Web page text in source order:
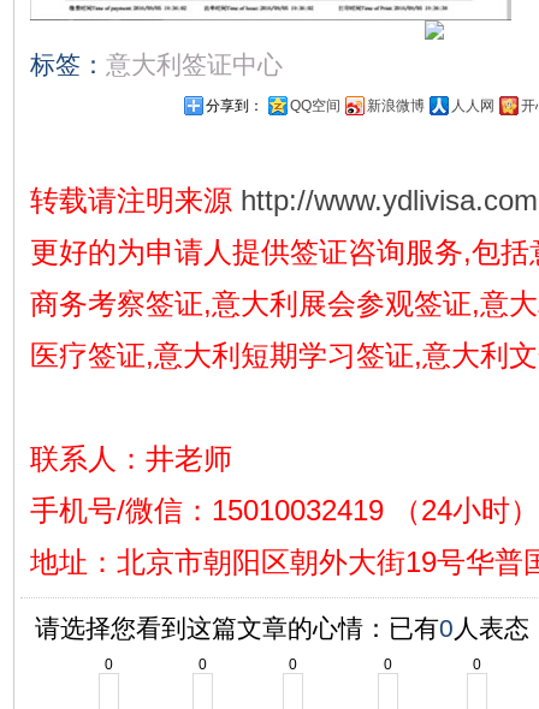
标签： 意大利签证中心
分享到： QQ空间 新浪微博 人人网 开
转载请注明来源 http://www.ydlivisa.com
更好的为申请人提供签证咨询服务,包
商务考察签证,意大利展会参观签证,意
医疗签证,意大利短期学习签证,意大利
联系人：井老师
手机号/微信：15010032419 （24小时）
地址 ： 北京市朝阳区朝外大街19号华普
请选择您看到这篇文章的心情：已有0 人表态
0 0 0 0 0